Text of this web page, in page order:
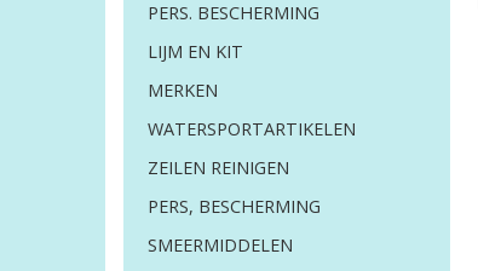
PERS. BESCHERMING
LIJM EN KIT
MERKEN
WATERSPORTARTIKELEN
ZEILEN REINIGEN
PERS, BESCHERMING
SMEERMIDDELEN